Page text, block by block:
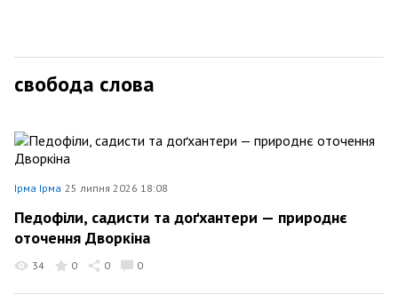
свобода слова
Ірма Ірма 25 липня 2026 18:08
Педофіли, садисти та доґхантери — природнє
оточення Дворкіна
34 0 0 0